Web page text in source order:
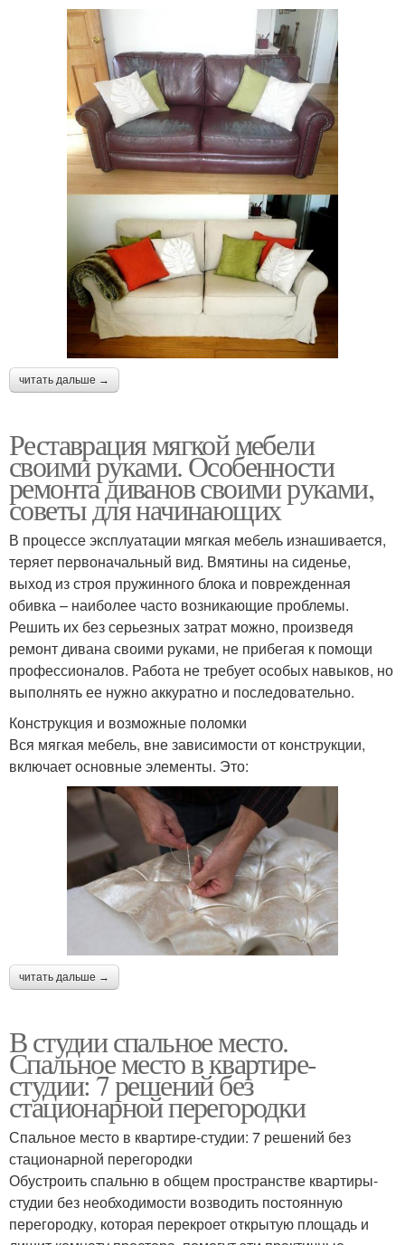
читать дальше →
Реставрация мягкой мебели
своими руками. Особенности
ремонта диванов своими руками,
советы для начинающих
В процессе эксплуатации мягкая мебель изнашивается,
теряет первоначальный вид. Вмятины на сиденье,
выход из строя пружинного блока и поврежденная
обивка – наиболее часто возникающие проблемы.
Решить их без серьезных затрат можно, произведя
ремонт дивана своими руками, не прибегая к помощи
профессионалов. Работа не требует особых навыков, но
выполнять ее нужно аккуратно и последовательно.
Конструкция и возможные поломки
Вся мягкая мебель, вне зависимости от конструкции,
включает основные элементы. Это:
читать дальше →
В студии спальное место.
Спальное место в квартире-
студии: 7 решений без
стационарной перегородки
Спальное место в квартире-студии: 7 решений без
стационарной перегородки
Обустроить спальню в общем пространстве квартиры-
студии без необходимости возводить постоянную
перегородку, которая перекроет открытую площадь и